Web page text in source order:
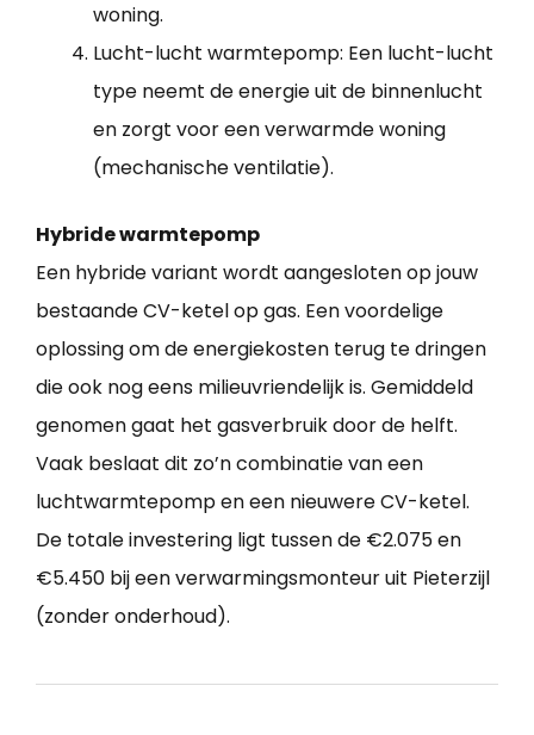
woning.
Lucht-lucht warmtepomp: Een lucht-lucht
type neemt de energie uit de binnenlucht
en zorgt voor een verwarmde woning
(mechanische ventilatie).
Hybride warmtepomp
Een hybride variant wordt aangesloten op jouw
bestaande CV-ketel op gas. Een voordelige
oplossing om de energiekosten terug te dringen
die ook nog eens milieuvriendelijk is. Gemiddeld
genomen gaat het gasverbruik door de helft.
Vaak beslaat dit zo’n combinatie van een
luchtwarmtepomp en een nieuwere CV-ketel.
De totale investering ligt tussen de €2.075 en
€5.450 bij een verwarmingsmonteur uit Pieterzijl
(zonder onderhoud).